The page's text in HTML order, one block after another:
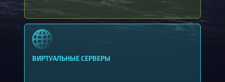
ВИРТУАЛЬНЫЕ СЕРВЕРЫ